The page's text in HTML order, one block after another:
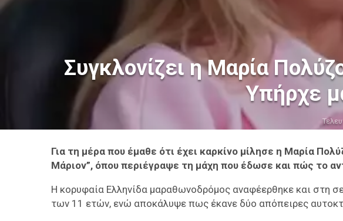
Συγκλονίζει η Μαρία
Υπήρχε
Για τη μέρα που έμαθε ότι έχει καρκίνο μίλησε η Μαρία
Μάριον”, όπου περιέγραψε τη μάχη που έδωσε και πώς το
Η κορυφαία Ελληνίδα μαραθωνοδρόμος αναφέερθηκε και στη
των 11 ετών, ενώ αποκάλυψε πως έκανε δύο απόπειρες